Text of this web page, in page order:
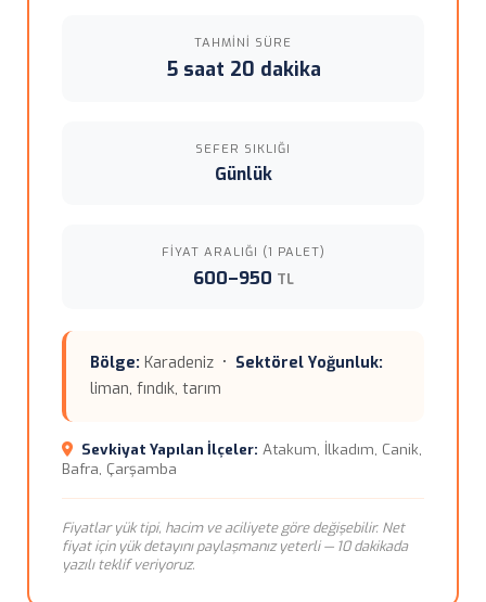
TAHMINI SÜRE
5 saat 20 dakika
SEFER SIKLIĞI
Günlük
FIYAT ARALIĞI (1 PALET)
600–950 TL
Bölge: Karadeniz • Sektörel Yoğunluk:
liman, fındık, tarım
Sevkiyat Yapılan İlçeler: Atakum, İlkadım, Canik,
Bafra, Çarşamba
Fiyatlar yük tipi, hacim ve aciliyete göre değişebilir. Net
fiyat için yük detayını paylaşmanız yeterli — 10 dakikada
yazılı teklif veriyoruz.